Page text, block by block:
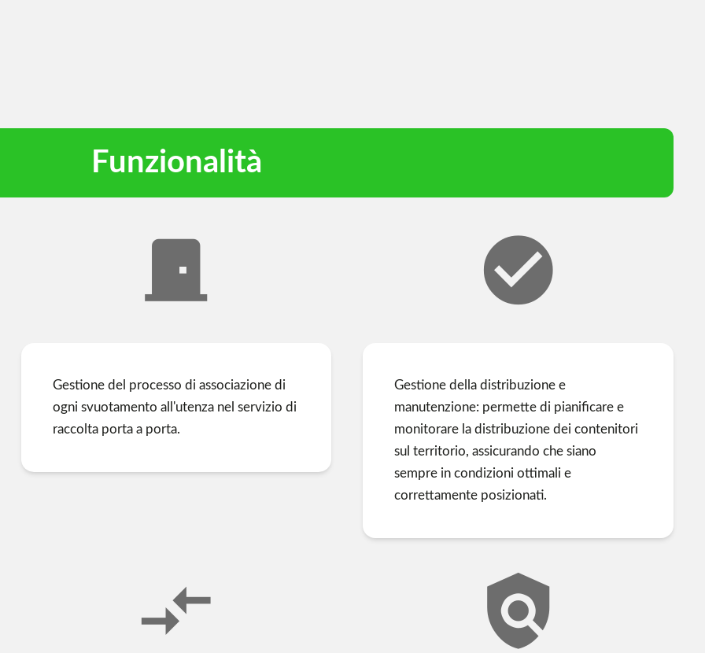
Funzionalità
door_front
Gestione del processo di associazione di
ogni svuotamento all'utenza nel servizio di
raccolta porta a porta.
check_circle
Gestione della distribuzione e
manutenzione: permette di pianificare e
monitorare la distribuzione dei contenitori
sul territorio, assicurando che siano
sempre in condizioni ottimali e
correttamente posizionati.
compare_arrows policy